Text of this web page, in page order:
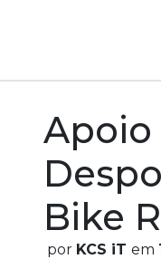
Apoio
Bike
por KCS iT em